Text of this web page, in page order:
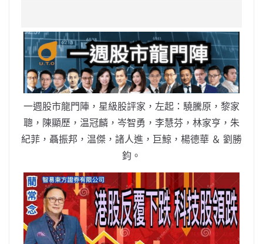
e
b
o
o
k
W
ei
b
o
s
A
p
p
h
at
er l y
Li
n
k
一週股市龍門陣，星級股評家，左起：驍騰原，黎家
聰，陳顯歷，温冠麟，岑智勇，李慧芬，林家亨，朱
紀菲，聶振邦，温傑，諸人進，巨鯨，楊德華 ＆ 劉勝
鈞。